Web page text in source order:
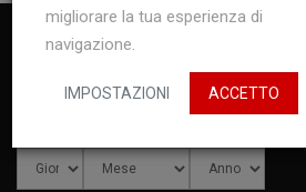
migliorare la tua esperienza di
navigazione.
IMPOSTAZIONI ACCETTO